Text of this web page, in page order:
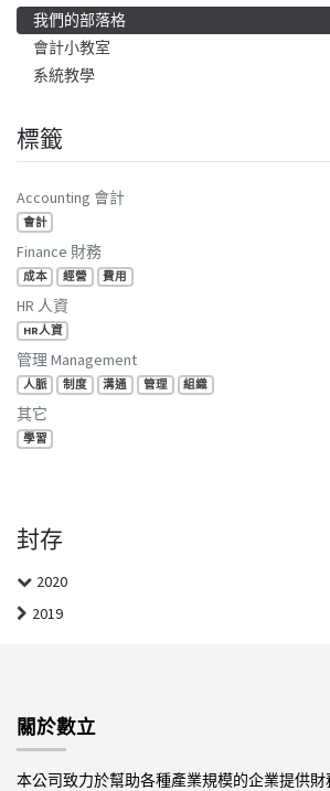
我們的部落格
會計小教室
系統教學
標籤
Accounting 會計
會計
Finance 財務
成本 經營 費用
HR 人資
HR人資
管理 Management
人脈 制度 溝通 管理 組織
其它
學習
封存
2020
2019
關於數立
本公司致力於幫助各種產業規模的企業提供財